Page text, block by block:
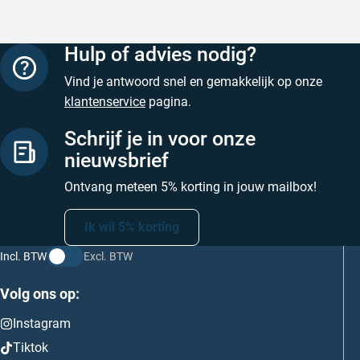
Hulp of advies nodig?
Vind je antwoord snel en gemakkelijk op onze
klantenservice pagina.
Schrijf je in voor onze
nieuwsbrief
Ontvang meteen 5% korting in jouw mailbox!
Ik wil 5% korting
Incl. BTW Excl. BTW
Volg ons op:
Instagram
Tiktok